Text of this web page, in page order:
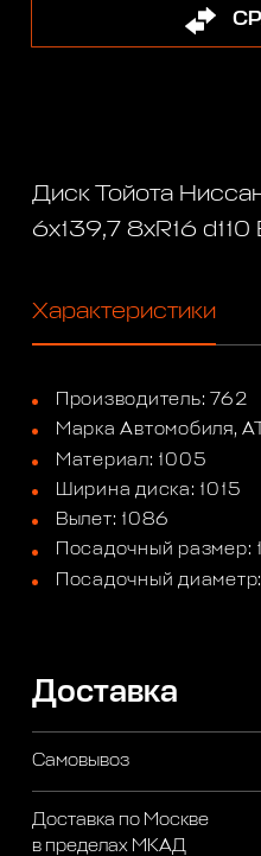
Диск Тойота
6x139,7 8xR16 d110
Характеристики
Производитель: 762
Марка Автомобиля,
Материал: 1005
Ширина диска: 1015
Вылет: 1086
Посадочный размер:
Посадочный диаметр:
Доставка
Самовывоз
Доставка по Москве
в пределах МКАД